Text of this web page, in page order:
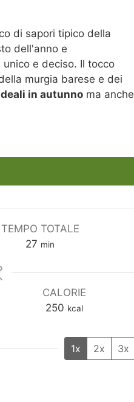
di sapori tipico della
dell'anno e
e deciso. Il tocco
murgia barese e dei
in autunno ma anche
TEMPO TOTALE
27 minuti
min
CALORIE
250 kcal
1x 2x 3x